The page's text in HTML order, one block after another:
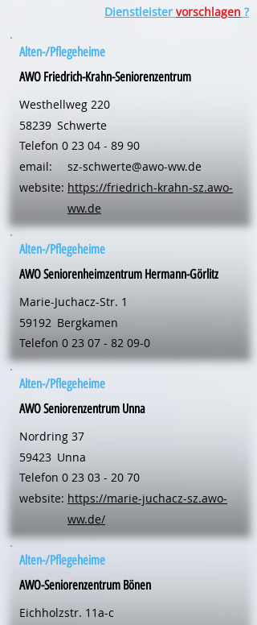
Dienstleister vorschlagen ?
Alten-/Pflegeheime
AWO Friedrich-Krahn-Seniorenzentrum
Westhellweg 220
58239 Schwerte
Telefon 0 23 04 - 89 90
email:
website:
sz-schwerte@awo-ww.de
https://friedrich-krahn-sz.awo-
ww.de
Alten-/Pflegeheime
AWO Seniorenheimzentrum Hermann-Görlitz
Marie-Juchacz-Str. 1
59192 Bergkamen
Telefon 0 23 07 - 82 09-0
Alten-/Pflegeheime
AWO Seniorenzentrum Unna
Nordring 37
59423 Unna
Telefon 0 23 03 - 20 70
website: https://marie-juchacz-sz.awo-
ww.de/
Alten-/Pflegeheime
AWO-Seniorenzentrum Bönen
Eichholzstr. 11a-c